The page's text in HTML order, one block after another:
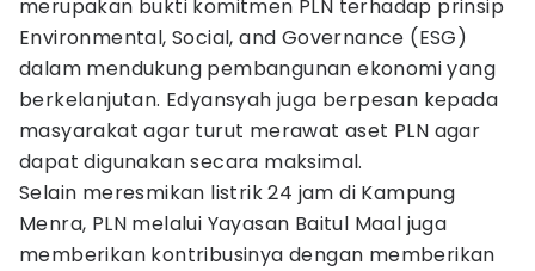
merupakan bukti komitmen PLN terhadap prinsip
Environmental, Social, and Governance (ESG)
dalam mendukung pembangunan ekonomi yang
berkelanjutan. Edyansyah juga berpesan kepada
masyarakat agar turut merawat aset PLN agar
dapat digunakan secara maksimal.
Selain meresmikan listrik 24 jam di Kampung
Menra, PLN melalui Yayasan Baitul Maal juga
memberikan kontribusinya dengan memberikan